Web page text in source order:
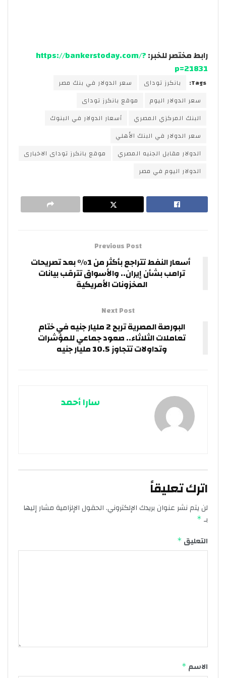
رابط مختصر للخبر:https://bankerstoday.com/?
p=21831
Tags: بانكرز توداى
سعر الدولار في بنك مصر
سعر الدولار اليوم
موقع بانكرز توداى
البنك المركزي المصري
أسعار الدولار في البنوك
سعر الدولار في البنك الأهلي
الدولار مقابل الجنيه المصري
موقع بانكرز توداى الاخبارى
الدولار اليوم في مصر
Previous Post
أسعار النفط تتراجع بأكثر من 1% بعد تصريحات
ترامب بشأن إيران.. والأسواق تترقب بيانات
المخزونات الأمريكية
Next Post
البورصة المصرية تربح 2 مليار جنيه في ختام
تعاملات الثلاثاء.. صعود جماعي للمؤشرات
وتداولات تتجاوز 10.5 مليار جنيه
سارا أحمد
اترك تعليقاً
لن يتم نشر عنوان بريدك الإلكتروني.الحقول الإلزامية مشار إليها
بـ *
التعليق *
الاسم *